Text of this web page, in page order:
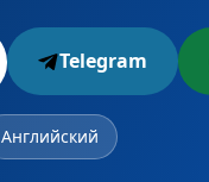
Telegram
Английский